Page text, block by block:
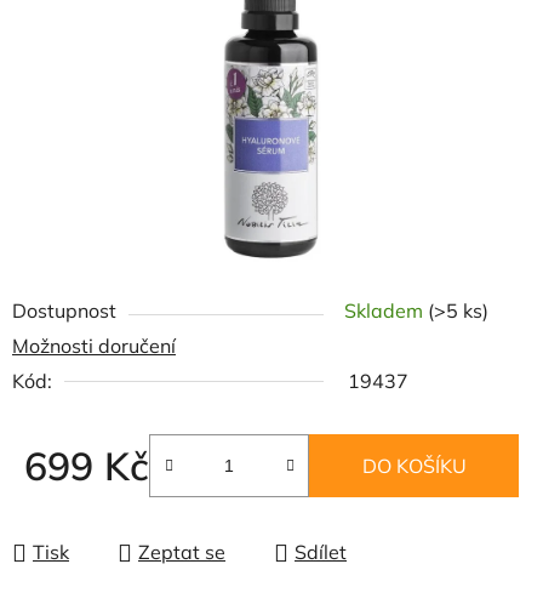
Dostupnost Skladem (>5 ks)
Možnosti doručení
Kód:
19437
699 Kč DO KOŠÍKU
Tisk Zeptat se Sdílet